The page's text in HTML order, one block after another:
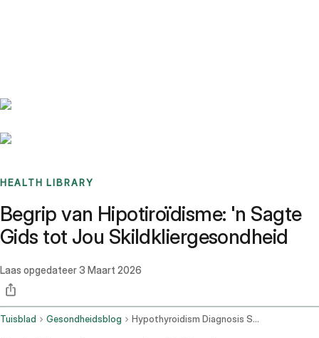
HEALTH LIBRARY
Begrip van Hipotiroïdisme: 'n Sagte
Gids tot Jou Skildkliergesondheid
Laas opgedateer3 Maart 2026
Tuisblad Gesondheidsblog Hypothyroidism Diagnosis Symptoms And Treatment Plan